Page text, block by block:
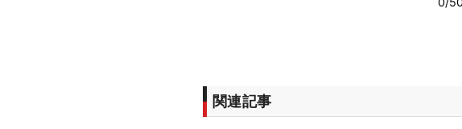
関連記事